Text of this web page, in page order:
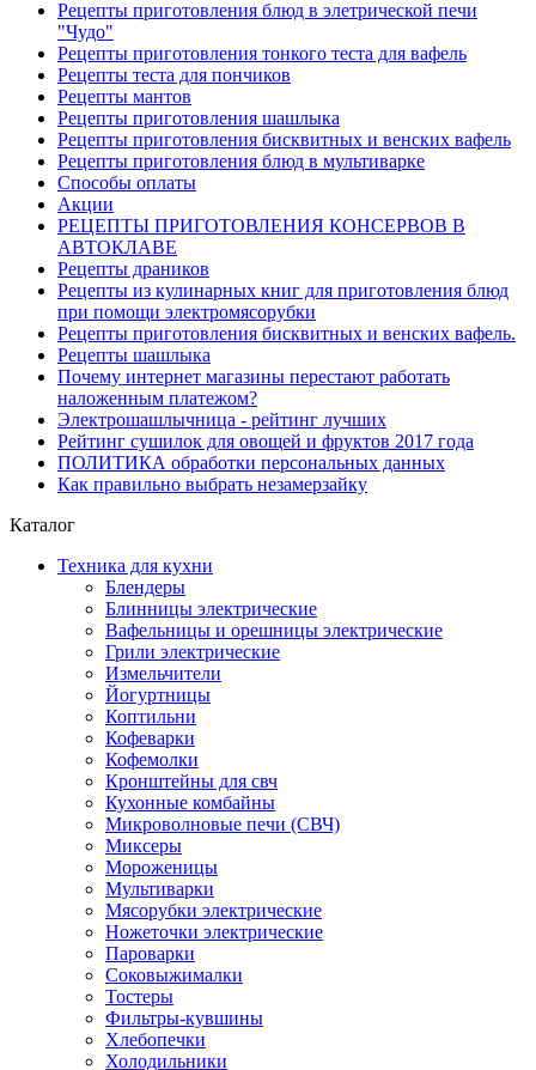
Рецепты приготовления блюд в элетрической печи
"Чудо"
Рецепты приготовления тонкого теста для вафель
Рецепты теста для пончиков
Рецепты мантов
Рецепты приготовления шашлыка
Рецепты приготовления бисквитных и венских вафель
Рецепты приготовления блюд в мультиварке
Способы оплаты
Акции
РЕЦЕПТЫ ПРИГОТОВЛЕНИЯ КОНСЕРВОВ В
АВТОКЛАВЕ
Рецепты драников
Рецепты из кулинарных книг для приготовления блюд
при помощи электромясорубки
Рецепты приготовления бисквитных и венских вафель.
Рецепты шашлыка
Почему интернет магазины перестают работать
наложенным платежом?
Электрошашлычница - рейтинг лучших
Рейтинг сушилок для овощей и фруктов 2017 года
ПОЛИТИКА обработки персональных данных
Как правильно выбрать незамерзайку
Каталог
Техника для кухни
Блендеры
Блинницы электрические
Вафельницы и орешницы электрические
Грили электрические
Измельчители
Йогуртницы
Коптильни
Кофеварки
Кофемолки
Кронштейны для свч
Кухонные комбайны
Микроволновые печи (СВЧ)
Миксеры
Мороженицы
Мультиварки
Мясорубки электрические
Ножеточки электрические
Пароварки
Соковыжималки
Тостеры
Фильтры-кувшины
Хлебопечки
Холодильники